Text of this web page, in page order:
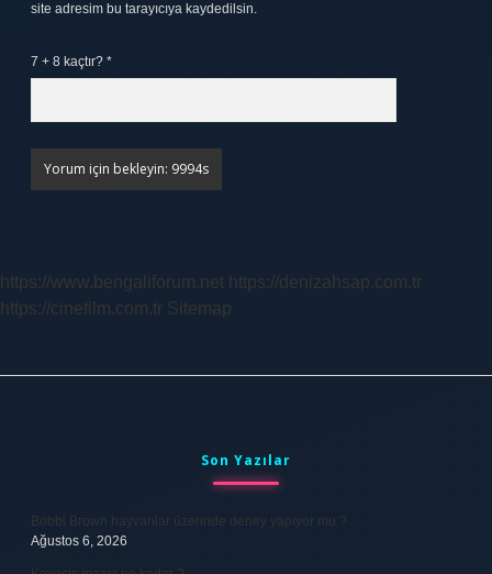
site adresim bu tarayıcıya kaydedilsin.
7 + 8 kaçtır? *
https://www.bengaliforum.net https://denizahsap.com.tr
https://cinefilm.com.tr Sitemap
Son Yazılar
Bobbi Brown hayvanlar üzerinde deney yapıyor mu ?
Ağustos 6, 2026